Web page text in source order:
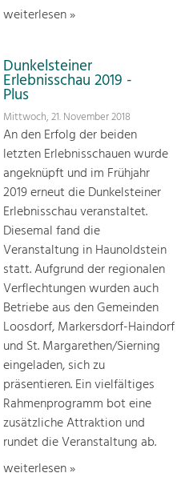
weiterlesen »
Dunkelsteiner
Erlebnisschau 2019 -
Plus
Mittwoch, 21. November 2018
An den Erfolg der beiden
letzten Erlebnisschauen wurde
angeknüpft und im Frühjahr
2019 erneut die Dunkelsteiner
Erlebnisschau veranstaltet.
Diesemal fand die
Veranstaltung in Haunoldstein
statt. Aufgrund der regionalen
Verflechtungen wurden auch
Betriebe aus den Gemeinden
Loosdorf, Markersdorf-Haindorf
und St. Margarethen/Sierning
eingeladen, sich zu
präsentieren. Ein vielfältiges
Rahmenprogramm bot eine
zusätzliche Attraktion und
rundet die Veranstaltung ab.
weiterlesen »